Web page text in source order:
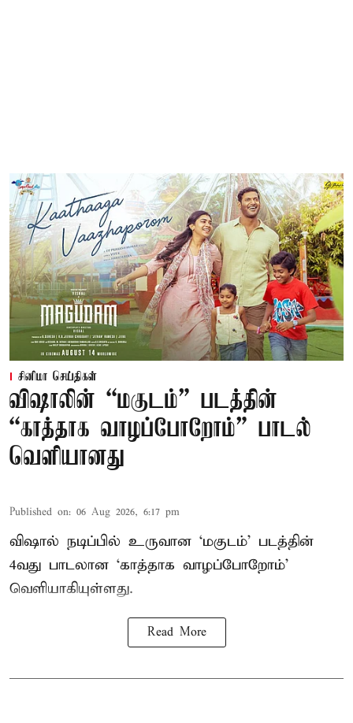
சினிமா செய்திகள்
விஷாலின் “மகுடம்” படத்தின்
“காத்தாக வாழப்போறோம்” பாடல்
வெளியானது
Published on: 06 Aug 2026, 6:17 pm
விஷால் நடிப்பில் உருவான ‘மகுடம்’ படத்தின்
4வது பாடலான ‘காத்தாக வாழப்போறோம்’
வெளியாகியுள்ளது.
Read More